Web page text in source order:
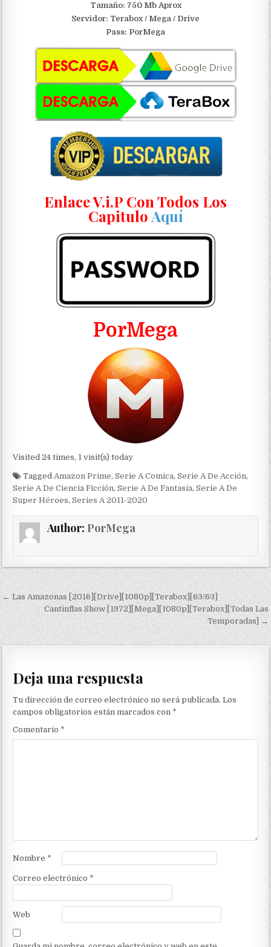
Tamaño: 750 Mb Aprox
Servidor: Terabox / Mega / Drive
Pass: PorMega
Enlace V.i.P Con Todos Los
CapituloAquí
PorMega
Visited 24 times, 1 visit(s) today
Tagged Amazon Prime,Serie A Comica,Serie A De Acción,
Serie A De Ciencia Ficción,Serie A De Fantasía,Serie A De
Super Héroes,Series A 2011-2020
Author: PorMega
Navegación de entradas
← Las Amazonas [2016][Drive][1080p][Terabox][63/63]
Cantinflas Show [1972][Mega][1080p][Terabox][Todas Las
Temporadas] →
Deja una respuesta
Tu dirección de correo electrónico no será publicada. Los
campos obligatorios están marcados con *
Comentario *
Nombre *
Correo electrónico *
Web